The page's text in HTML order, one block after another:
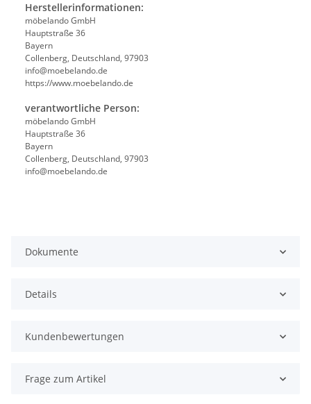
Herstellerinformationen:
möbelando GmbH
Hauptstraße 36
Bayern
Collenberg, Deutschland, 97903
info@moebelando.de
https://www.moebelando.de
verantwortliche Person:
möbelando GmbH
Hauptstraße 36
Bayern
Collenberg, Deutschland, 97903
info@moebelando.de
Dokumente
Details
Kundenbewertungen
Frage zum Artikel